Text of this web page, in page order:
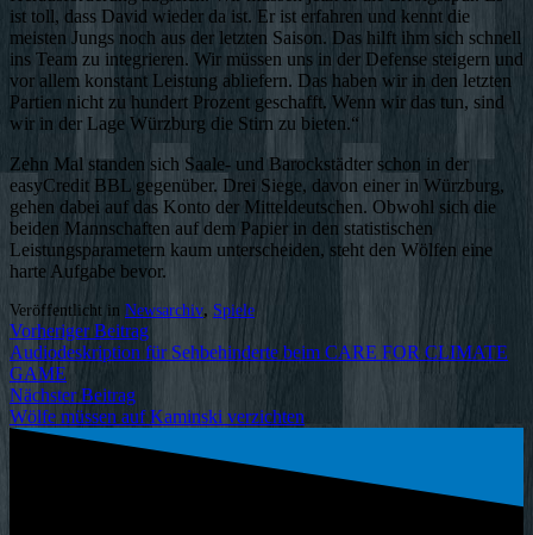
ist toll, dass David wieder da ist. Er ist erfahren und kennt die
meisten Jungs noch aus der letzten Saison. Das hilft ihm sich schnell
ins Team zu integrieren. Wir müssen uns in der Defense steigern und
vor allem konstant Leistung abliefern. Das haben wir in den letzten
Partien nicht zu hundert Prozent geschafft. Wenn wir das tun, sind
wir in der Lage Würzburg die Stirn zu bieten.“
Zehn Mal standen sich Saale- und Barockstädter schon in der
easyCredit BBL gegenüber. Drei Siege, davon einer in Würzburg,
gehen dabei auf das Konto der Mitteldeutschen. Obwohl sich die
beiden Mannschaften auf dem Papier in den statistischen
Leistungsparametern kaum unterscheiden, steht den Wölfen eine
harte Aufgabe bevor.
Veröffentlicht in Newsarchiv, Spiele
Vorheriger Beitrag
Audiodeskription für Sehbehinderte beim CARE FOR CLIMATE
GAME
Nächster Beitrag
Wölfe müssen auf Kaminski verzichten